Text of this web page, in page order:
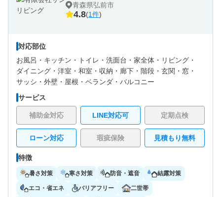
青森県弘前市
4.8(1件)
対応部位
お風呂・ キッチン・ トイレ・ 洗面台・ 家全体・ リビング・
ダイニング・ 洋室・ 和室・ 収納・ 廊下・ 階段・ 玄関・ 窓・
サッシ・ 外壁・ 屋根・ ベランダ・バルコニー
サービス
補助金対応 LINE対応可 定期点検
ローン対応 瑕疵保険 見積もり無料
特徴
暑さ対策 寒さ対策 防音・遮音 結露対策
エコ・省エネ バリアフリー 二世帯